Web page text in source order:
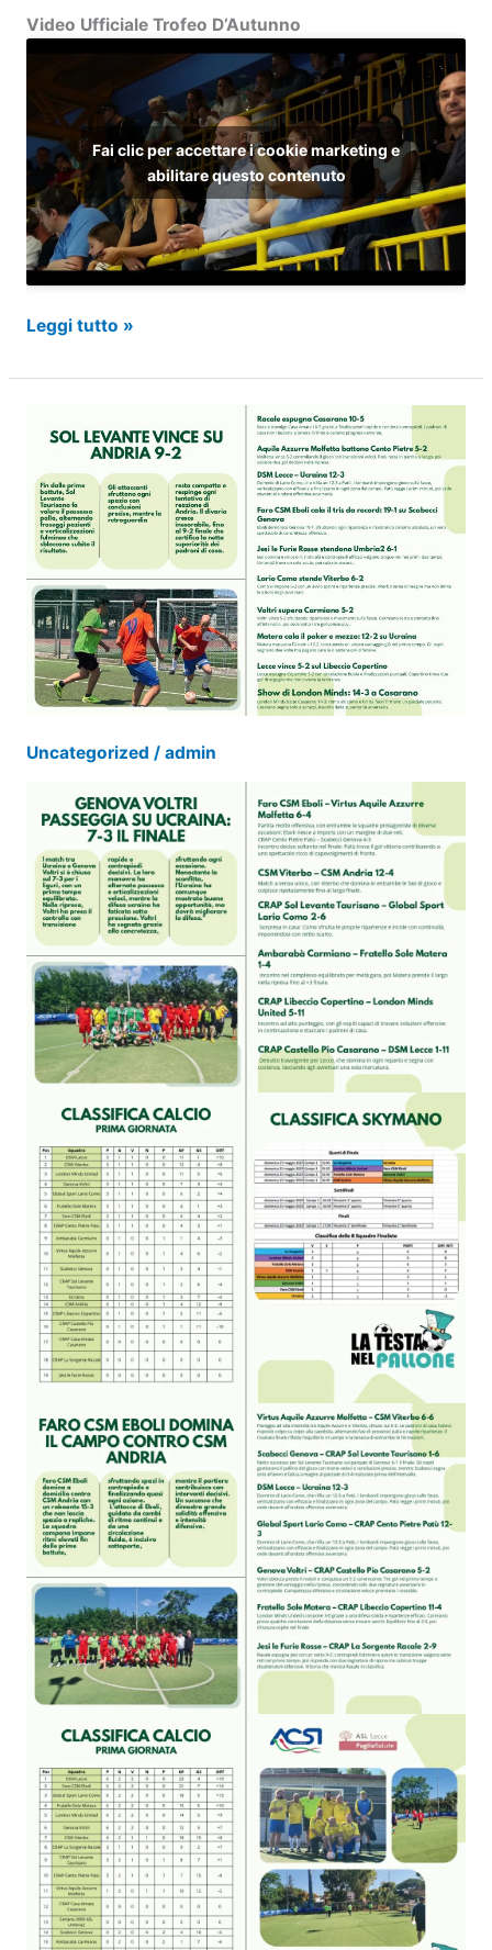
Video Ufficiale Trofeo D’Autunno
Fai clic per accettare i cookie marketing e
abilitare questo contenuto
Video
Trofeo
Leggi tutto »
Uncategorized / admin